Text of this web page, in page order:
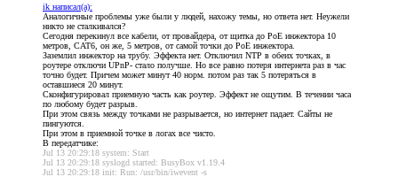
ik написал(а):
Аналогичные проблемы уже были у людей, нахожу темы, но ответа нет. Неужели
никто не сталкивался?
Сегодня перекинул все кабели, от провайдера, от щитка до PoE инжектора 10
метров, CAT6, он же, 5 метров, от самой точки до PoE инжектора.
Заземлил инжектор на трубу. Эффекта нет. Отключил NTP в обеих точках, в
роутере отключи UPnP- стало получше. Но все равно потеря интернета раз в час
точно будет. Причем может минут 40 норм. потом раз так 5 потеряться в
оставшиеся 20 минут.
Сконфигурировал приемную часть как роутер. Эффект не ощутим. В течении часа
по любому будет разрыв.
При этом связь между точками не разрывается, но интернет падает. Сайты не
пингуются.
При этом в приемной точке в логах все чисто.
В передатчике:
Jul 13 20:29:18 system: Start
Jul 13 20:29:18 syslogd started: BusyBox v1.19.4
Jul 13 20:29:18 init: Run: /usr/bin/iwevent -s